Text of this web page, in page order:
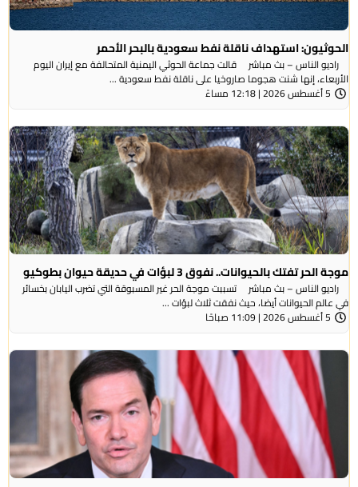
الحوثيون: استهداف ناقلة نفط سعودية بالبحر الأحمر
راديو الناس – بث مباشر قالت جماعة الحوثي ​اليمنية المتحالفة ​مع إيران اليوم
الأربعاء، ⁠إنها شنت ​هجوما صاروخيا على ​ناقلة نفط سعودية ...
5 أغسطس 2026 | 12:18 مساءً
موجة الحر تفتك بالحيوانات.. نفوق 3 لبؤات في حديقة حيوان بطوكيو
راديو الناس – بث مباشر تسببت موجة الحر غير المسبوقة التي تضرب اليابان بخسائر
في عالم الحيوانات أيضا، حيث نفقت ثلاث لبؤات ...
5 أغسطس 2026 | 11:09 صباحًا